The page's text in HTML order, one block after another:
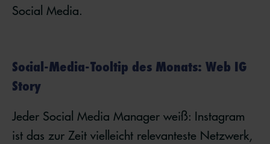
Social Media.
Social-Media-Tooltip des Monats: Web IG
Story
Jeder Social Media Manager weiß: Instagram
ist das zur Zeit vielleicht relevanteste Netzwerk,